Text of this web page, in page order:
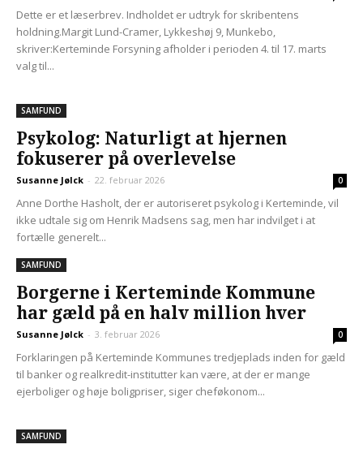
Dette er et læserbrev. Indholdet er udtryk for skribentens
holdning.Margit Lund-Cramer, Lykkeshøj 9, Munkebo,
skriver:Kerteminde Forsyning afholder i perioden 4. til 17. marts
valg til...
SAMFUND
Psykolog: Naturligt at hjernen
fokuserer på overlevelse
Susanne Jølck - 22. februar 2026 0
Anne Dorthe Hasholt, der er autoriseret psykolog i Kerteminde, vil
ikke udtale sig om Henrik Madsens sag, men har indvilget i at
fortælle generelt...
SAMFUND
Borgerne i Kerteminde Kommune
har gæld på en halv million hver
Susanne Jølck - 3. februar 2026 0
Forklaringen på Kerteminde Kommunes tredjeplads inden for gæld
til banker og realkredit-institutter kan være, at der er mange
ejerboliger og høje boligpriser, siger cheføkonom...
SAMFUND